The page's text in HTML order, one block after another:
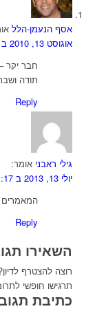
אסף הנעמן-הלל
אוגוסט 13, 2010 ב 10:27 am
חבר יקר
תודה
Reply
גילי ראבני אומר:
יולי 13, 2013 ב 11:17 pm
המאמרים
Reply
השאירו
רוצה להצטרף
תרגישו חופשי
כתיבת